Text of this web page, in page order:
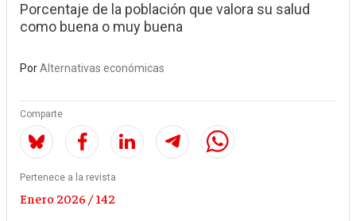
Porcentaje de la población que valora su salud
como buena o muy buena
PorAlternativas económicas
Comparte
Pertenece a la revista
Enero 2026 / 142